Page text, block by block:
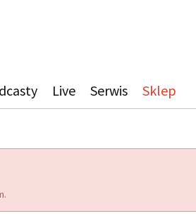
Live Serwis Sklep